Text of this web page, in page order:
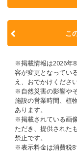
こ
※掲載情報は2026年
容が変更となってい
え、おでかけください
※自然災害の影響や
施設の営業時間、植
あります。
※掲載されている画
ただき、提供された
禁止です。
※表示料金は消費税8